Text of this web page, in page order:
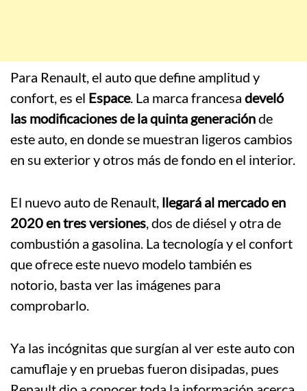
Para Renault, el auto que define amplitud y
confort, es el Espace. La marca francesa develó
las modificaciones de la quinta generaciónde
este auto, en donde se muestran ligeros cambios
en su exterior y otros más de fondo en el interior.
El nuevo auto de Renault, llegará al mercado en
2020 en tres versiones, dos de diésel y otra de
combustión a gasolina. La tecnología y el confort
que ofrece este nuevo modelo también es
notorio, basta ver las imágenes para
comprobarlo.
Ya las incógnitas que surgían al ver este auto con
camuflaje y en pruebas fueron disipadas, pues